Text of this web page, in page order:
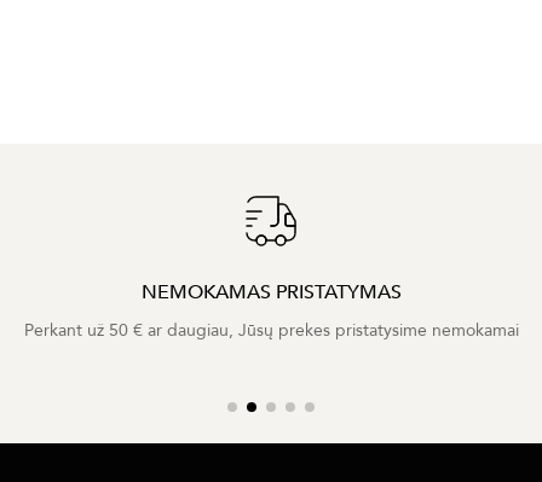
NEMOKAMAS PRISTATYMAS
Perkant už 50 € ar daugiau, Jūsų prekes pristatysime nemokamai